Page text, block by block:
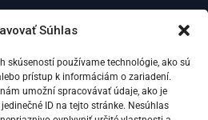
Súhlas
skúseností používame technológie, ako sú
prístup k informáciám o zariadení.
umožní spracovávať údaje, ako je
ID na tejto stránke. Nesúhlas